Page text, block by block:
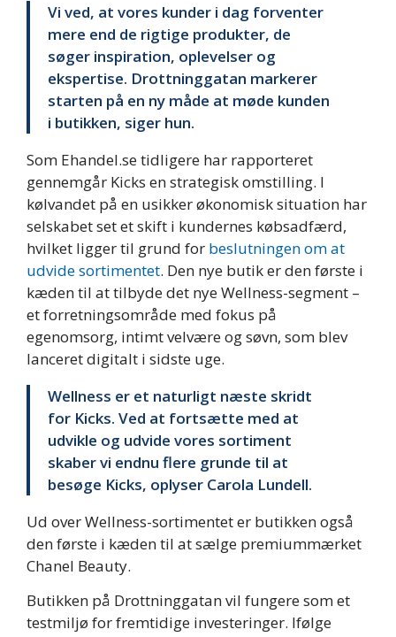
Vi ved, at vores kunder i dag forventer
mere end de rigtige produkter, de
søger inspiration, oplevelser og
ekspertise. Drottninggatan markerer
starten på en ny måde at møde kunden
i butikken, siger hun.
Som Ehandel.se tidligere har rapporteret
gennemgår Kicks en strategisk omstilling. I
kølvandet på en usikker økonomisk situation har
selskabet set et skift i kundernes købsadfærd,
hvilket ligger til grund for beslutningen om at
udvide sortimentet. Den nye butik er den første i
kæden til at tilbyde det nye Wellness-segment –
et forretningsområde med fokus på
egenomsorg, intimt velvære og søvn, som blev
lanceret digitalt i sidste uge.
Wellness er et naturligt næste skridt
for Kicks. Ved at fortsætte med at
udvikle og udvide vores sortiment
skaber vi endnu flere grunde til at
besøge Kicks, oplyser Carola Lundell.
Ud over Wellness-sortimentet er butikken også
den første i kæden til at sælge premiummærket
Chanel Beauty.
Butikken på Drottninggatan vil fungere som et
testmiljø for fremtidige investeringer. Ifølge